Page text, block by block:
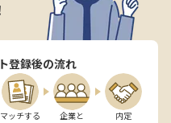
登録後の流れ
マッチする
企業と
内定